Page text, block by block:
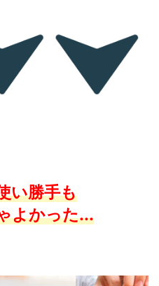
い勝手も
よかった...